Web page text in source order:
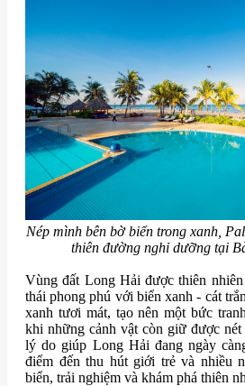
Nép mình bên bờ biển trong xanh,
thiên đường nghỉ dưỡng tại
Vùng đất Long Hải được thiên
thái phong phú với biển xanh - cát
xanh tươi mát, tạo nên một bức
khi những cảnh vật còn giữ được
lý do giúp Long Hải đang ngày
điểm đến thu hút giới trẻ và nhiều
biển, trải nghiệm và khám phá thiên